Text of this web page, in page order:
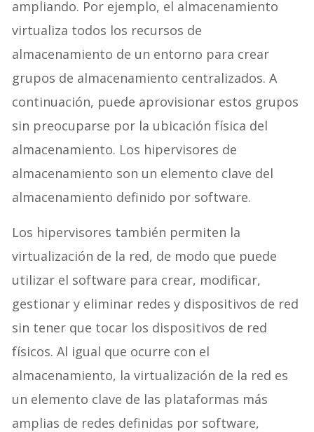
ampliando. Por ejemplo, el almacenamiento
virtualiza todos los recursos de
almacenamiento de un entorno para crear
grupos de almacenamiento centralizados. A
continuación, puede aprovisionar estos grupos
sin preocuparse por la ubicación física del
almacenamiento. Los hipervisores de
almacenamiento son un elemento clave del
almacenamiento definido por software.
Los hipervisores también permiten la
virtualización de la red, de modo que puede
utilizar el software para crear, modificar,
gestionar y eliminar redes y dispositivos de red
sin tener que tocar los dispositivos de red
físicos. Al igual que ocurre con el
almacenamiento, la virtualización de la red es
un elemento clave de las plataformas más
amplias de redes definidas por software,